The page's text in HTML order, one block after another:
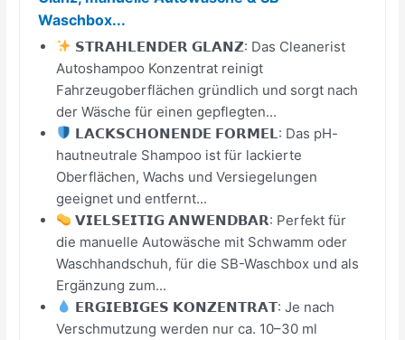
Waschbox...
𝗦𝗧𝗥𝗔𝗛𝗟𝗘𝗡𝗗𝗘𝗥 𝗚𝗟𝗔𝗡𝗭: Das Cleanerist
Autoshampoo Konzentrat reinigt
Fahrzeugoberflächen gründlich und sorgt nach
der Wäsche für einen gepflegten...
𝗟𝗔𝗖𝗞𝗦𝗖𝗛𝗢𝗡𝗘𝗡𝗗𝗘 𝗙𝗢𝗥𝗠𝗘𝗟: Das pH-
hautneutrale Shampoo ist für lackierte
Oberflächen, Wachs und Versiegelungen
geeignet und entfernt...
𝗩𝗜𝗘𝗟𝗦𝗘𝗜𝗧𝗜𝗚 𝗔𝗡𝗪𝗘𝗡𝗗𝗕𝗔𝗥: Perfekt für
die manuelle Autowäsche mit Schwamm oder
Waschhandschuh, für die SB-Waschbox und als
Ergänzung zum...
𝗘𝗥𝗚𝗜𝗘𝗕𝗜𝗚𝗘𝗦 𝗞𝗢𝗡𝗭𝗘𝗡𝗧𝗥𝗔𝗧: Je nach
Verschmutzung werden nur ca. 10–30 ml